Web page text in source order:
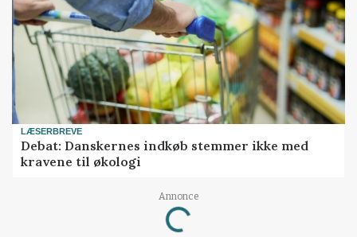
LÆSERBREVE
Debat: Danskernes indkøb stemmer ikke med
kravene til økologi
Annonce
Loading...